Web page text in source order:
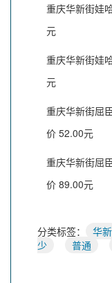
重庆华新街娃
元
重庆华新街娃
元
重庆华新街屈
价 52.00元
重庆华新街屈
价 89.00元
分类标签： 华新
少
普通